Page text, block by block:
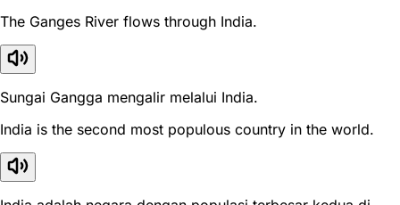
The Ganges River flows through India.
Sungai Gangga mengalir melalui India.
India is the second most populous country in the world.